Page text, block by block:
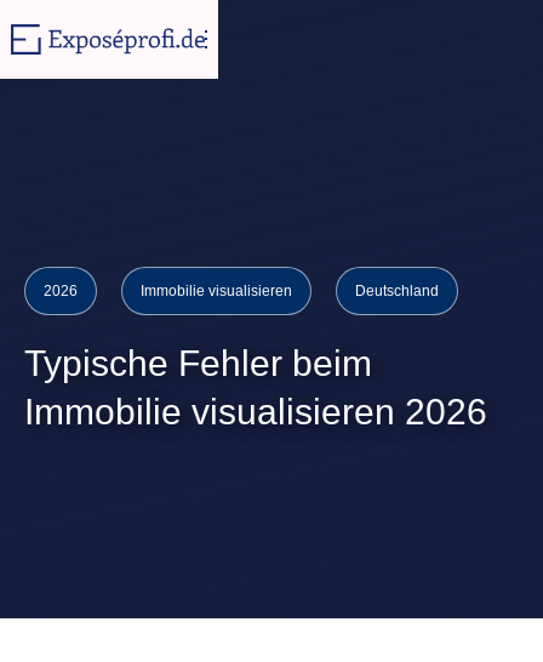
2026 Immobilie visualisieren Deutschland
Typische Fehler beim
Immobilie visualisieren 2026